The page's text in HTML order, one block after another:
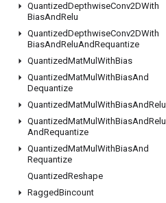
QuantizedDepthwiseConv2DWith
BiasAndRelu
QuantizedDepthwiseConv2DWith
BiasAndReluAndRequantize
QuantizedMatMul WithBias
QuantizedMatMul WithBiasAnd
Dequantize
QuantizedMatMul WithBiasAndRelu
QuantizedMatMul WithBiasAndRelu
AndRequantize
QuantizedMatMul WithBiasAnd
Requantize
QuantizedReshape
RaggedBincount